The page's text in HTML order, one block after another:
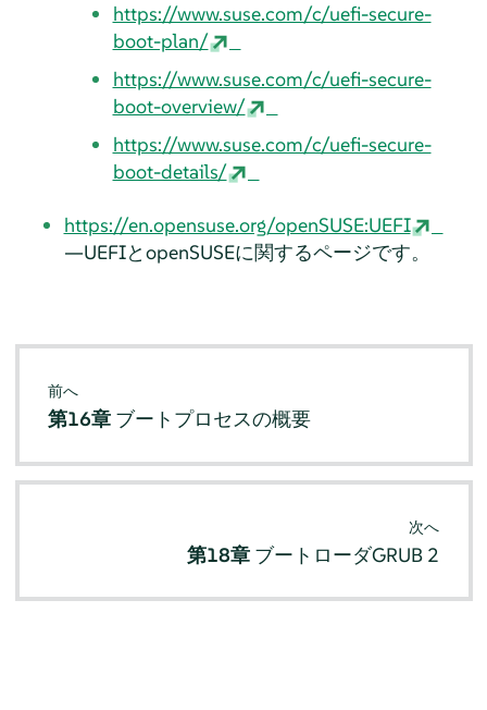
https://www.suse.com/c/uefi-secure-
boot-plan/
https://www.suse.com/c/uefi-secure-
boot-overview/
https://www.suse.com/c/uefi-secure-
boot-details/
https://en.opensuse.org/openSUSE:UEFI
—UEFIとopenSUSEに関するページです。
前へ
第16章 ブートプロセスの概要
次へ
第18章 ブートローダGRUB 2